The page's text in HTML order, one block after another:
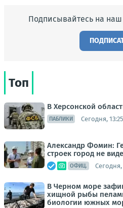
Подписывайтесь на наш
Топ
В Херсонской
ПАБЛИКИ Сегодня, 13:25
Александр Фомин:
строек город не
ОФИЦ. Сегодня,
В Черном море
хищной рыбы
биологии южных